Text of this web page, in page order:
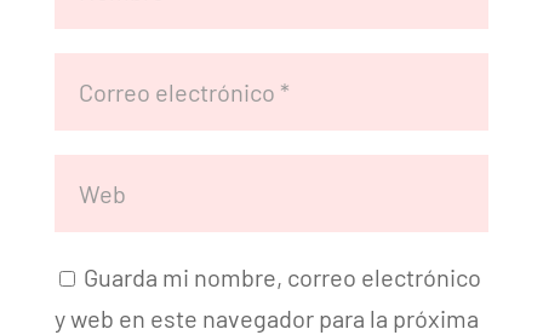
Guarda mi nombre, correo electrónico
y web en este navegador para la próxima